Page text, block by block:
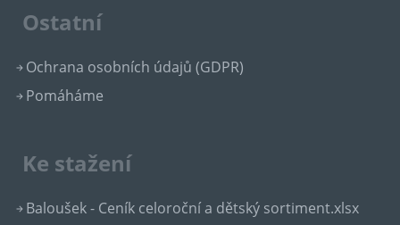
Ostatní
Ochrana osobních údajů (GDPR)
Pomáháme
Ke stažení
Baloušek - Ceník celoroční a dětský sortiment.xlsx